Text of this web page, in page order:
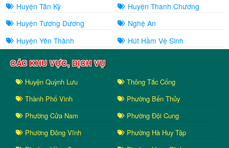
Huyện Tân Kỳ
Huyện Thanh Chương
Huyện Tương Dương
Nghệ An
Huyện Yên Thành
Hút Hầm Vệ Sinh
CÁC KHU VỰC, DỊCH VỤ
Huyện Quỳnh Lưu
Thông Tắc Cống
Thành Phố Vinh
Phường Bến Thủy
Phường Cửa Nam
Phường Đội Cung
Phường Đông Vĩnh
Phường Hà Huy Tập